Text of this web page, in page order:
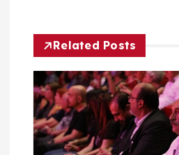
e
z
n
Related Posts